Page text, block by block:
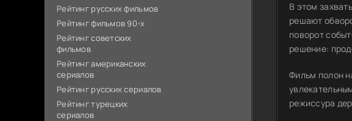
В этом
решают
поворот
решение:
Фильм полон
режиссура
Рейтинг русских фильмов
Рейтинг фильмов 90-х
Рейтинг советских
фильмов
Рейтинг американских
сериалов
Рейтинг русских сериалов
Рейтинг турецких
сериалов